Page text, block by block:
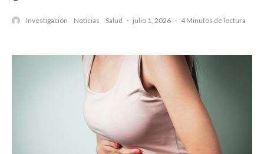
Investigación Noticias Salud · julio 1, 2026 · 4 Minutos de lectura